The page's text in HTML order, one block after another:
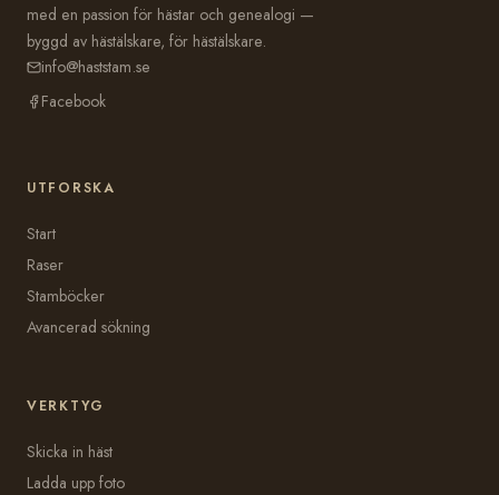
med en passion för hästar och genealogi —
byggd av hästälskare, för hästälskare.
info@haststam.se
Facebook
UTFORSKA
Start
Raser
Stamböcker
Avancerad sökning
VERKTYG
Skicka in häst
Ladda upp foto